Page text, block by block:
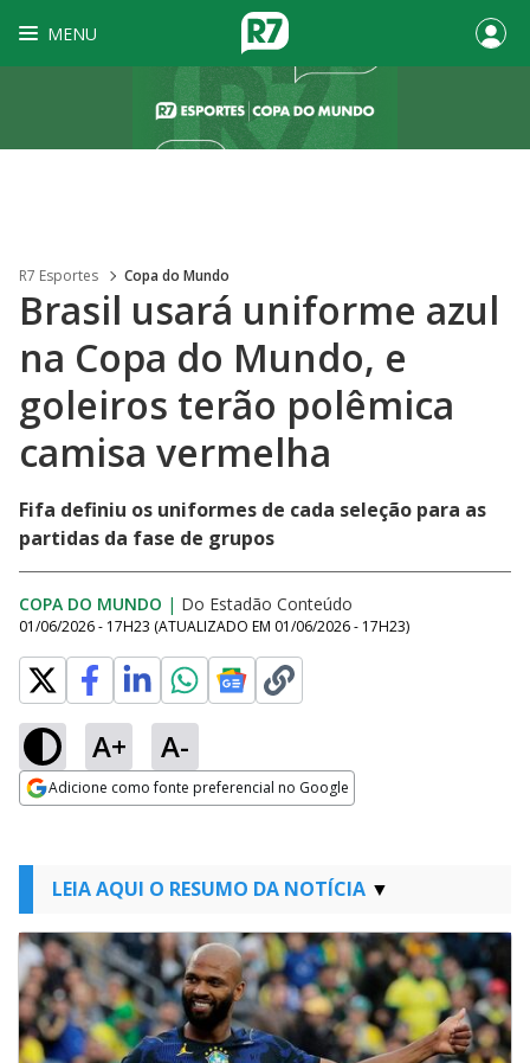
MENU
R7 Esportes Copa do Mundo
Brasil usará uniforme azul
na Copa do Mundo, e
goleiros terão polêmica
camisa vermelha
Fifa definiu os uniformes de cada seleção para as
partidas da fase de grupos
COPA DO MUNDO | Do Estadão Conteúdo
01/06/2026 - 17H23 (ATUALIZADO EM 01/06/2026 - 17H23)
A+ A-
Adicione como fonte preferencial no Google
LEIA AQUI O RESUMO DA NOTÍCIA